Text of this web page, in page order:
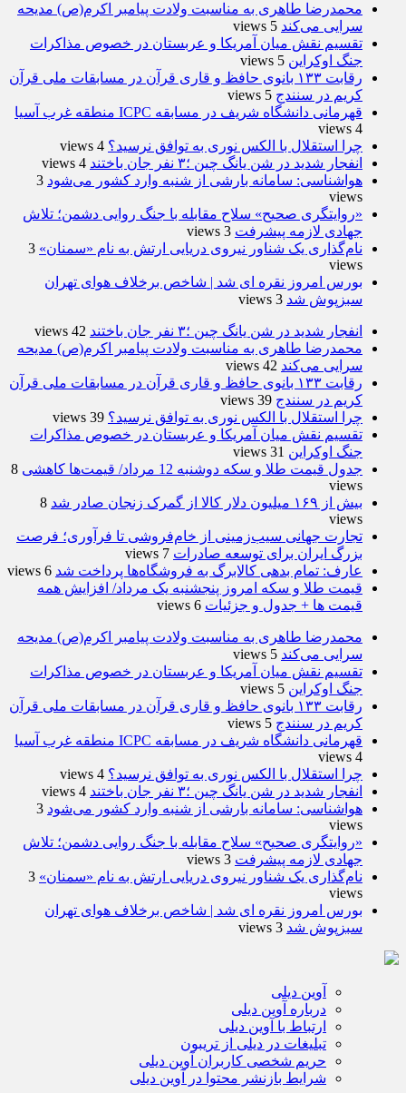
محمدرضا طاهری به مناسبت ولادت پیامبر اکرم(ص) مدیحه
سرایی می‌کند 5 views
تقسیم نقش میان آمریکا و عربستان در خصوص مذاکرات
جنگ اوکراین 5 views
رقابت ۱۳۳ بانوی حافظ و قاری قرآن در مسابقات ملی قرآن
کریم در سنندج 5 views
قهرمانی دانشگاه شریف در مسابقه ICPC منطقه غرب آسیا
4 views
چرا استقلال با الکس نوری به توافق نرسید؟ 4 views
انفجار شدید در شن یانگ چین ؛۳ نفر جان باختند
4 views
هواشناسی: سامانه بارشی از شنبه وارد کشور می‌شود 3
views
«روایتگری صحیح» سلاح مقابله با جنگ روایی دشمن؛ تلاش
جهادی لازمه پیشرفت 3 views
نام‌گذاری یک شناور نیروی دریایی ارتش به نام «سمنان» 3
views
بورس امروز نقره ای شد | شاخص برخلاف هوای تهران
سبزپوش شد 3 views
انفجار شدید در شن یانگ چین ؛۳ نفر جان باختند
42 views
محمدرضا طاهری به مناسبت ولادت پیامبر اکرم(ص) مدیحه
سرایی می‌کند 42 views
رقابت ۱۳۳ بانوی حافظ و قاری قرآن در مسابقات ملی قرآن
کریم در سنندج 39 views
چرا استقلال با الکس نوری به توافق نرسید؟ 39 views
تقسیم نقش میان آمریکا و عربستان در خصوص مذاکرات
جنگ اوکراین 31 views
جدول قیمت طلا و سکه دوشنبه 12 مرداد/ قیمت‌ها کاهشی
8
views
بیش از ۱۶۹ میلیون دلار کالا از گمرک زنجان صادر شد
8
views
تجارت جهانی سیب‌زمینی از خام‌فروشی تا فرآوری؛ فرصت
بزرگ ایران برای توسعه صادرات 7 views
عارف: تمام بدهی کالابرگ به فروشگاه‌ها پرداخت شد 6 views
قیمت طلا و سکه امروز پنجشنبه یک مرداد/ افزایش همه
قیمت ها + جدول و جزئیات 6 views
محمدرضا طاهری به مناسبت ولادت پیامبر اکرم(ص) مدیحه
سرایی می‌کند 5 views
تقسیم نقش میان آمریکا و عربستان در خصوص مذاکرات
جنگ اوکراین 5 views
رقابت ۱۳۳ بانوی حافظ و قاری قرآن در مسابقات ملی قرآن
کریم در سنندج 5 views
قهرمانی دانشگاه شریف در مسابقه ICPC منطقه غرب آسیا
4 views
چرا استقلال با الکس نوری به توافق نرسید؟ 4 views
انفجار شدید در شن یانگ چین ؛۳ نفر جان باختند
4 views
هواشناسی: سامانه بارشی از شنبه وارد کشور می‌شود 3
views
«روایتگری صحیح» سلاح مقابله با جنگ روایی دشمن؛ تلاش
جهادی لازمه پیشرفت 3 views
نام‌گذاری یک شناور نیروی دریایی ارتش به نام «سمنان» 3
views
بورس امروز نقره ای شد | شاخص برخلاف هوای تهران
سبزپوش شد 3 views
آوین دیلی
درباره آوین دیلی
ارتباط با آوین دیلی
تبلیغات در دیلی از تریبون
حریم شخصی کاربران آوین دیلی
شرایط بازنشر محتوا در آوین دیلی